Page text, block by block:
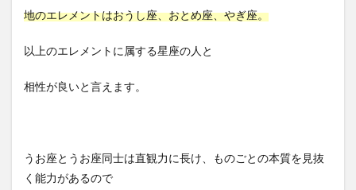
地のエレメントはおうし座、おとめ座、やぎ座。
以上のエレメントに属する星座の人と
相性が良いと言えます。
うお座とうお座同士は直観力に長け、ものごとの本質を見抜
く能力があるので